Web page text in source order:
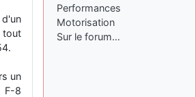
tout
un
F-8
avion@,._,+ > lesquels ? je
ne suis pas sûr de
comprendre
Performances
Motorisation
Sur le forum…